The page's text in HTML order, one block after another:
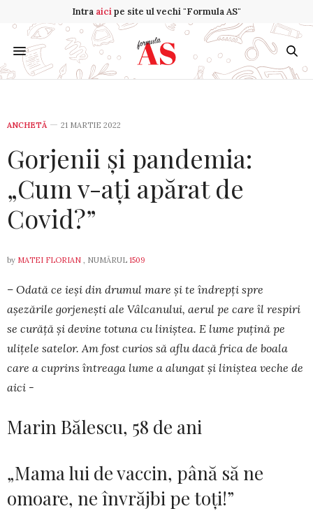
Intra aicipe site ul vechi "Formula AS"
ANCHETĂ 21 MARTIE 2022
Gorjenii și pandemia:
„Cum v-ați apărat de
Covid?”
by MATEI FLORIAN , NUMĂRUL 1509
– Odată ce ieși din drumul mare și te îndrepți spre
așezările gor­je­nești ale Vâlcanului, aerul pe care îl respiri
se curăță și devine totuna cu li­niș­tea. E lume puțină pe
ulițele satelor. Am fost curios să aflu dacă frica de boala
care a cuprins întreaga lume a alungat și liniștea veche de
aici -
Marin Bălescu, 58 de ani
„Mama lui de vaccin, până să ne
omoare, ne învrăjbi pe toți!”